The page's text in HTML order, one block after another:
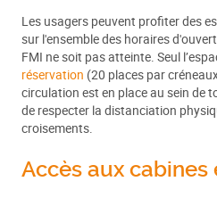
Les usagers peuvent profiter des
sur l'ensemble des horaires
FMI ne soit pas atteinte. Seul
réservation (20 places par
circulation est en place au sein de
de respecter la distanciation
croisements.
Accès aux cabines